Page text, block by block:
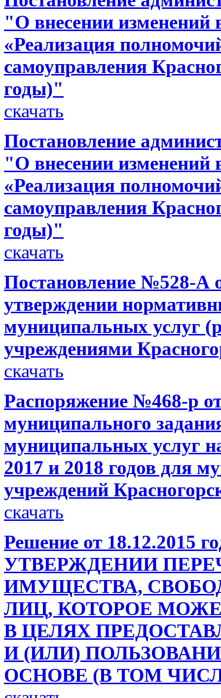
"О внесении
«Реализация
самоуправления
годы)"
скачать
Постановление
"О внесении
«Реализация
самоуправления
годы)"
скачать
Постановление №528-А
утверждении
муниципальных услуг
учреждениями
скачать
Распоряжение №468-р
муниципального
муниципальных услуг
2017 и 2018 годов для
учреждений
скачать
Решение от 18.12.2015
УТВЕРЖДЕНИИ
ИМУЩЕСТВА,
ЛИЦ, КОТОРОЕ
В ЦЕЛЯХ
И (ИЛИ)
ОСНОВЕ (В ТОМ